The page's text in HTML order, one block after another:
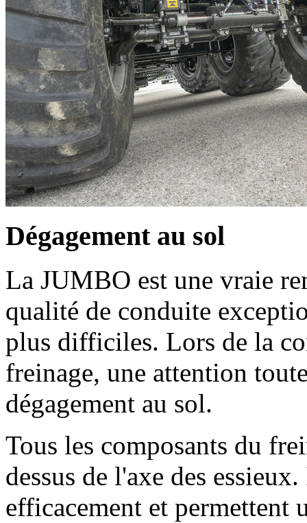
Dégagement au sol
La JUMBO est une vraie
qualité de conduite
plus difficiles. Lors de la
freinage, une attention
dégagement au sol.
Tous les composants du
dessus de l'axe des
efficacement et permettent